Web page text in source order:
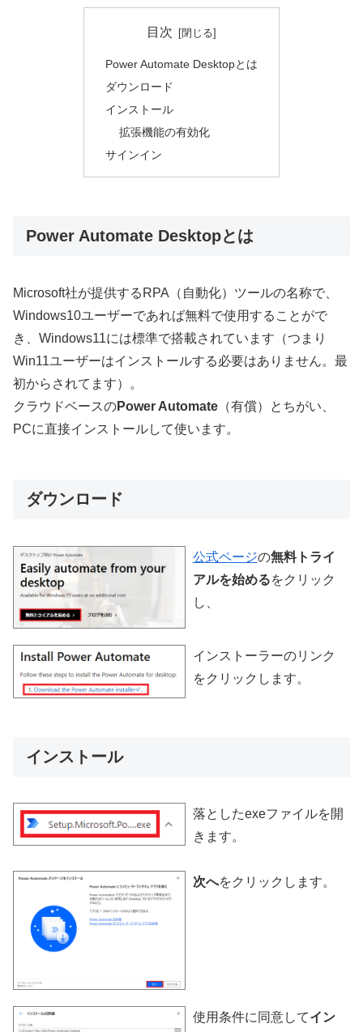
目次
Power Automate Desktopとは
ダウンロード
インストール
拡張機能の有効化
サインイン
Power Automate Desktopとは
Microsoft社が提供するRPA（自動化）ツールの名称で、
Windows10ユーザーであれば無料で使用することがで
き、Windows11には標準で搭載されています（つまり
Win11ユーザーはインストールする必要はありません。最
初からされてます）。
クラウドベースのPower Automate （有償）とちがい、
PCに直接インストールして使います。
ダウンロード
公式ページの無料トライ
アルを始めるをクリック
し、
インストーラーのリンク
をクリックします。
インストール
落としたexeファイルを開
きます。
次へをクリックします。
使用条件に同意してイン